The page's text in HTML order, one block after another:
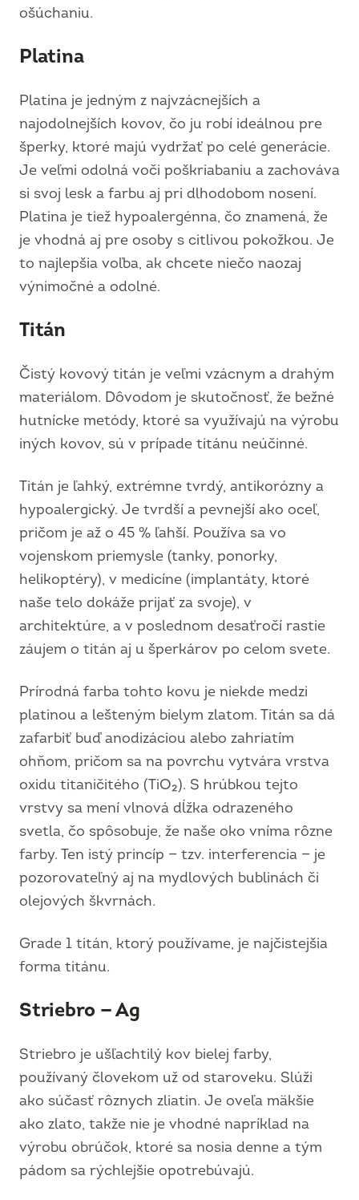
ošúchaniu.
Platina
Platina je jedným z najvzácnejších a
najodolnejších kovov, čo ju robí ideálnou pre
šperky, ktoré majú vydržať po celé generácie.
Je veľmi odolná voči poškriabaniu a zachováva
si svoj lesk a farbu aj pri dlhodobom nosení.
Platina je tiež hypoalergénna, čo znamená, že
je vhodná aj pre osoby s citlivou pokožkou. Je
to najlepšia voľba, ak chcete niečo naozaj
výnimočné a odolné.
Titán
Čistý kovový titán je veľmi vzácnym a drahým
materiálom. Dôvodom je skutočnosť, že bežné
hutnícke metódy, ktoré sa využívajú na výrobu
iných kovov, sú v prípade titánu neúčinné.
Titán je ľahký, extrémne tvrdý, antikorózny a
hypoalergický. Je tvrdší a pevnejší ako oceľ,
pričom je až o 45 % ľahší. Používa sa vo
vojenskom priemysle (tanky, ponorky,
helikoptéry), v medicíne (implantáty, ktoré
naše telo dokáže prijať za svoje), v
architektúre, a v poslednom desaťročí rastie
záujem o titán aj u šperkárov po celom svete.
Prírodná farba tohto kovu je niekde medzi
platinou a lešteným bielym zlatom. Titán sa dá
zafarbiť buď anodizáciou alebo zahriatím
ohňom, pričom sa na povrchu vytvára vrstva
oxidu titaničitého (TiO₂). S hrúbkou tejto
vrstvy sa mení vlnová dĺžka odrazeného
svetla, čo spôsobuje, že naše oko vníma rôzne
farby. Ten istý princíp — tzv. interferencia — je
pozorovateľný aj na mydlových bublinách či
olejových škvrnách.
Grade 1 titán, ktorý používame, je najčistejšia
forma titánu.
Striebro — Ag
Striebro je ušľachtilý kov bielej farby,
používaný človekom už od staroveku. Slúži
ako súčasť rôznych zliatin. Je oveľa mäkšie
ako zlato, takže nie je vhodné napríklad na
výrobu obrúčok, ktoré sa nosia denne a tým
pádom sa rýchlejšie opotrebúvajú.